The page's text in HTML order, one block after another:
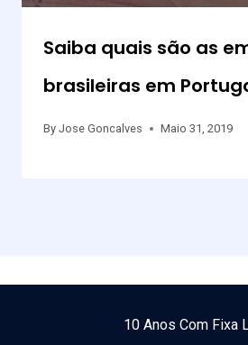
Saiba quais são as
brasileiras em
By Jose Goncalves Maio 31, 2019
10 Anos Com Fixa